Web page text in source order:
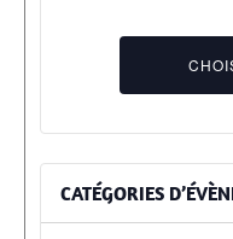
CATÉGORIES